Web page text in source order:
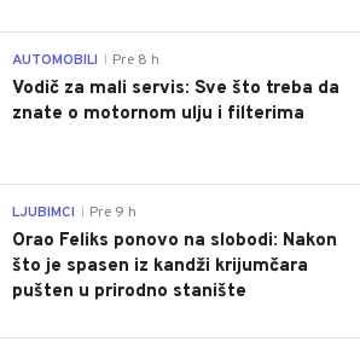
AUTOMOBILI Pre 8 h
Vodič za mali servis: Sve što treba da
znate o motornom ulju i filterima
LJUBIMCI Pre 9 h
Orao Feliks ponovo na slobodi: Nakon
što je spasen iz kandži krijumčara
pušten u prirodno stanište